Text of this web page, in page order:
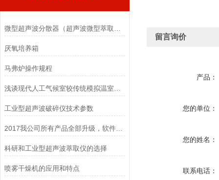
厌氧培养箱
马弗炉操作规程
工业型超声波破碎仪技术参数
2017我公司所有产品全部升级，软件更智能，硬件更美观！
科研和工业型超声波萃取仪的选择
喷雾干燥机的应用和特点
留言询价
产品：
您的单位：
您的姓名：
联系电话：